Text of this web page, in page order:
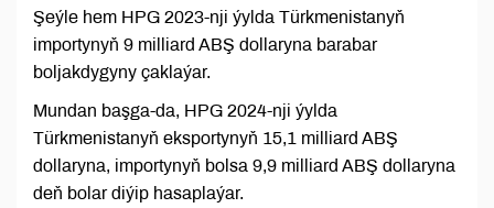
Şeýle hem HPG 2023-nji ýylda Türkmenistanyň
importynyň 9 milliard ABŞ dollaryna barabar
boljakdygyny çaklaýar.
Mundan başga-da, HPG 2024-nji ýylda
Türkmenistanyň eksportynyň 15,1 milliard ABŞ
dollaryna, importynyň bolsa 9,9 milliard ABŞ dollaryna
deň bolar diýip hasaplaýar.